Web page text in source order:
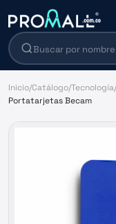
Inicio/Catálogo/Tecnología/
Portatarjetas Becam